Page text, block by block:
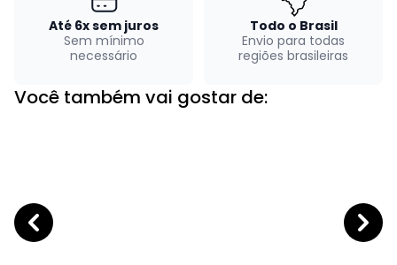
Até 6x sem juros
Sem mínimo
necessário
Todo o Brasil
Envio para todas
regiões brasileiras
Você também vai gostar de: